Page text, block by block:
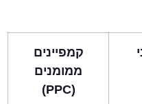
קמפיינים
ממומנים